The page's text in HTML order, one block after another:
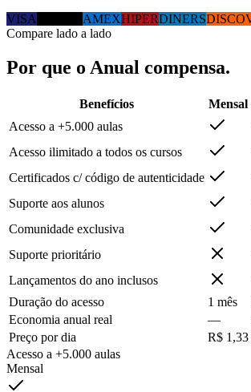
VISA
AMEXHIPERDINERS
Compare lado a lado
Por que o Anual compensa.
Benefícios Mensal
Acesso a +5.000 aulas
Acesso ilimitado a todos os cursos
Certificados c/ código de autenticidade
Suporte aos alunos
Comunidade exclusiva
Suporte prioritário
Lançamentos do ano inclusos
Duração do acesso
1 mês
Economia anual real
—
Preço por dia
R$ 1,33
Acesso a +5.000 aulas
Mensal